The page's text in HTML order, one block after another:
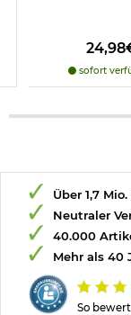
Hinweis: Richtiger
sofort
So
Über 1,7
Neutraler
40.000
Mehr als 40